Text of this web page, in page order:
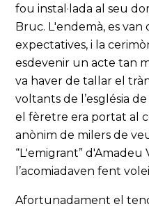
fou instal·lada al seu
Bruc. L'endemà, es
expectatives, i la
esdevenir un acte tan
va haver de tallar el
voltants de l’església
el fèretre era portat al
anònim de milers de
“L'emigrant” d'Amadeu
l’acomiadaven fent
Afortunadament el